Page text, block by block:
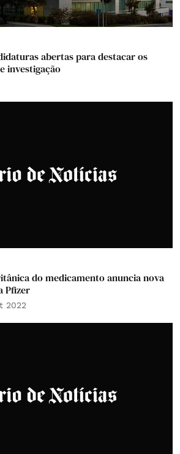
abertas para destacar os
investigação
do medicamento anuncia nova
Pfizer
2022